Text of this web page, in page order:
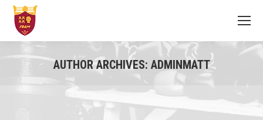
AUTHOR ARCHIVES: ADMINMATT
You are here: